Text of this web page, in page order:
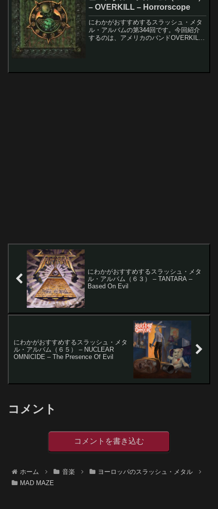
– OVERKILL – Horrorscope
にわかがおすすめするスラッシュ・メタ
ル・アルバムの第344回です。今回紹介
するのは、アメリカのバンドOVERKILL
にわかがおすすめするスラッシュ・メタ
ル・アルバム（６３） – TANTARA –
Based On Evil
にわかがおすすめするスラッシュ・メタ
ル・アルバム（６５） – NUCLEAR
OMNICIDE – The Presence Of Evil
コメント
コメントを書き込む
ホーム 音楽
ヨーロッパのスラッシュ・メタル
MAD MAZE